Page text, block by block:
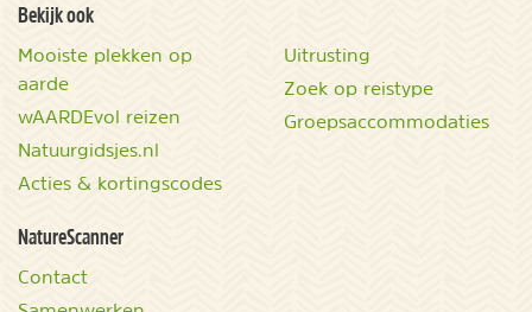
Bekijk ook
Mooiste plekken op
aarde
wAARDEvol reizen
Natuurgidsjes.nl
Acties & kortingscodes
Uitrusting
Zoek op reistype
Groepsaccommodaties
NatureScanner
Contact